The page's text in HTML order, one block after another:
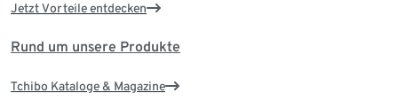
Jetzt Vorteile entdecken
Rund um unsere Produkte
Tchibo Kataloge & Magazine